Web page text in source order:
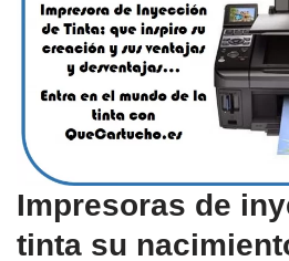
Impresoras de
tinta su